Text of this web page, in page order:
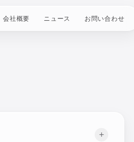
会社概要 ニュース お問い合わせ
+